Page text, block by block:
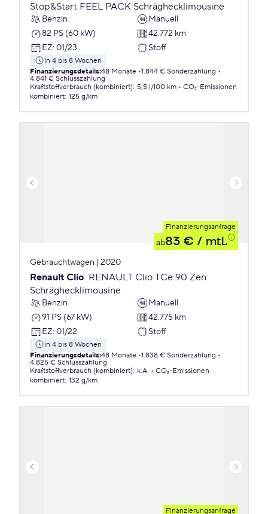
Stop&Start FEEL PACK Schräghecklimousine
Benzin
Manuell
82 PS (60 kW)
42.772 km
EZ: 01/23 Stoff
in 4 bis 8 Wochen
Finanzierungsdetails:48 Monate 1.844 € Sonderzahlung
4.841 € Schlusszahlung
Kraftstoffverbrauch (kombiniert): 5,5 l/100 km
CO₂-Emissionen
kombiniert: 125 g/km
Finanzierungsanfrage
ab83 € / mtl.
Gebrauchtwagen | 2020
Renault Clio RENAULT Clio TCe 90 Zen
Schräghecklimousine
Benzin
Manuell
91 PS (67 kW)
42.775 km
EZ: 01/22 Stoff
in 4 bis 8 Wochen
Finanzierungsdetails:48 Monate 1.838 € Sonderzahlung
4.825 € Schlusszahlung
Kraftstoffverbrauch (kombiniert): k.A.
CO₂-Emissionen
kombiniert: 132 g/km
Finanzierungsanfrage